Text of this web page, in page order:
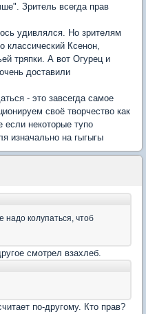
Зритель всегда прав
удивлялся. Но зрителям
классический Ксенон,
тряпки. А вот Огурец и
доставили
- это завсегда самое
своё творчество как
некоторые тупо
изначально на гыгыгы
надо колупаться, чтоб
смотрел взахлеб.
по-другому. Кто прав?